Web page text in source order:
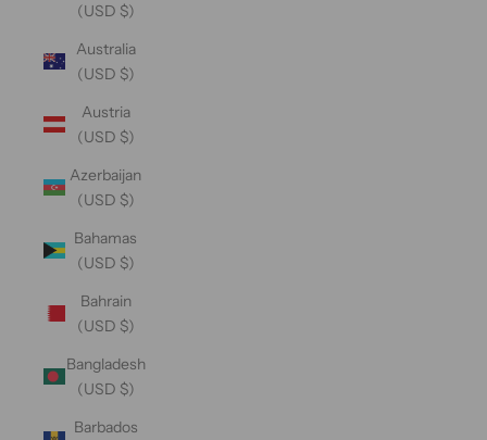
(USD $)
Australia
(USD $)
Austria
(USD $)
Azerbaijan
(USD $)
Bahamas
(USD $)
Bahrain
(USD $)
Bangladesh
(USD $)
Barbados